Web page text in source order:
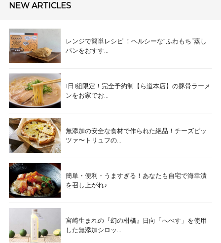
NEW ARTICLES
レンジで簡単レシピ ！ヘルシーな“ふわもち”蒸し
パンをおすす...
1日1組限定！完全予約制【ら道本店】の豚骨ラーメ
ンをお家でお...
無添加の安全な食材で作られた絶品！チーズピッ
ツァ〜トリュフの...
簡単・便利・うますぎる！あなたも自宅で海幸漬
を召し上がれ♪
宮崎生まれの『幻の柑橘』日向「へべす」を使用
した無添加シロッ...